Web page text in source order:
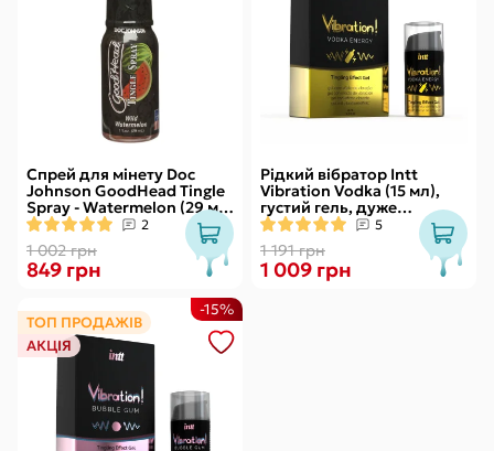
Спрей для мінету Doc
Johnson GoodHead Tingle
Spray - Watermelon (29 мл)
зі стимулювальним
ефектом
2
1 002 грн
849 грн
Рідкий вібратор Intt
Vibration Vodka (15 мл),
густий гель, дуже
смачний, діє до 30 хвилин
5
1 191 грн
1 009 грн
ТОП ПРОДАЖІВ
АКЦІЯ
-15%